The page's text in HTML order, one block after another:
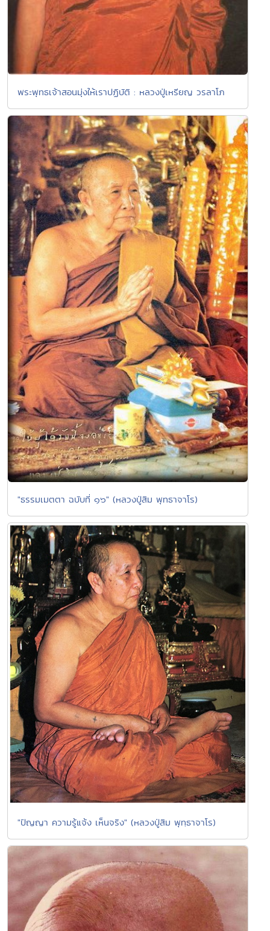
พระพุทธเจ้าสอนมุ่งให้เราปฏิบัติ : หลวงปู่เหรียญ วรลาโภ
"ธรรมเมตตา ฉบับที่ ๑๖" (หลวงปู่สิม พุทธาจาโร)
"ปัญญา ความรู้แจ้ง เห็นจริง" (หลวงปู่สิม พุทฺธาจาโร)